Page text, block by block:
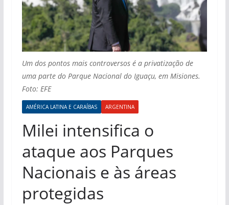
Um dos pontos mais controversos é a privatização de
uma parte do Parque Nacional do Iguaçu, em Misiones.
Foto: EFE
AMÉRICA LATINA E CARAÍBAS ARGENTINA
Milei intensifica o
ataque aos Parques
Nacionais e às áreas
protegidas